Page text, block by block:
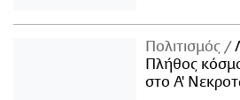
Πολιτισμός
Πλήθος
στο Α'